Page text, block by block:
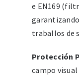
e EN169
traballos de
Protección
campo